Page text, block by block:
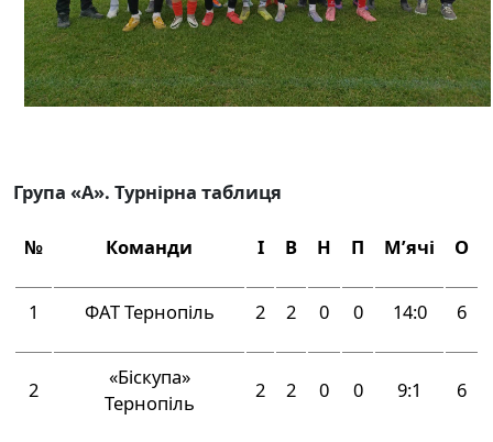
Група «А». Турнірна таблиця
№ Команди І В Н П М’ячі О
1 ФАТ Тернопіль 2 2 0 0 14:0 6
2
«Біскупа»
Тернопіль
2 2 0 0 9:1 6